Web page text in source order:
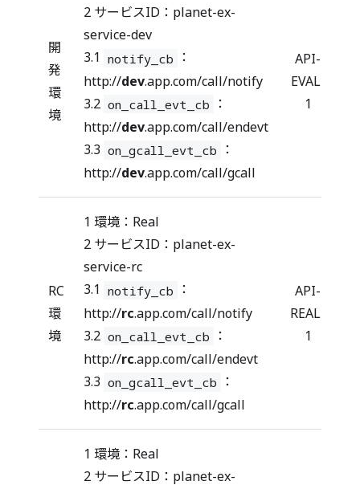
開
発
環
境
2 サービスID：planet-ex-
service-dev
3.1 notify_cb ：
http://dev.app.com/call/notify
3.2 on_call_evt_cb ：
http://dev.app.com/call/endevt
3.3 on_gcall_evt_cb ：
http://dev.app.com/call/gcall
API-
EVAL-
1
RC
環
境
1 環境：Real
2 サービスID：planet-ex-
service-rc
3.1 notify_cb ：
http://rc.app.com/call/notify
3.2 on_call_evt_cb ：
http://rc.app.com/call/endevt
3.3 on_gcall_evt_cb ：
http://rc.app.com/call/gcall
API-
REAL-
1
1 環境：Real
2 サービスID：planet-ex-